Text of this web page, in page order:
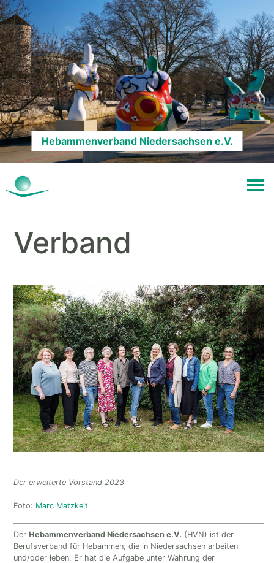
Hebammenverband Niedersachsen e.V.
Verband
Der erweiterte Vorstand 2023
Foto: Marc Matzkeit
Der Hebammenverband Niedersachsen e.V. (HVN) ist der
Berufsverband für Hebammen, die in Niedersachsen arbeiten
und/oder leben. Er hat die Aufgabe unter Wahrung der